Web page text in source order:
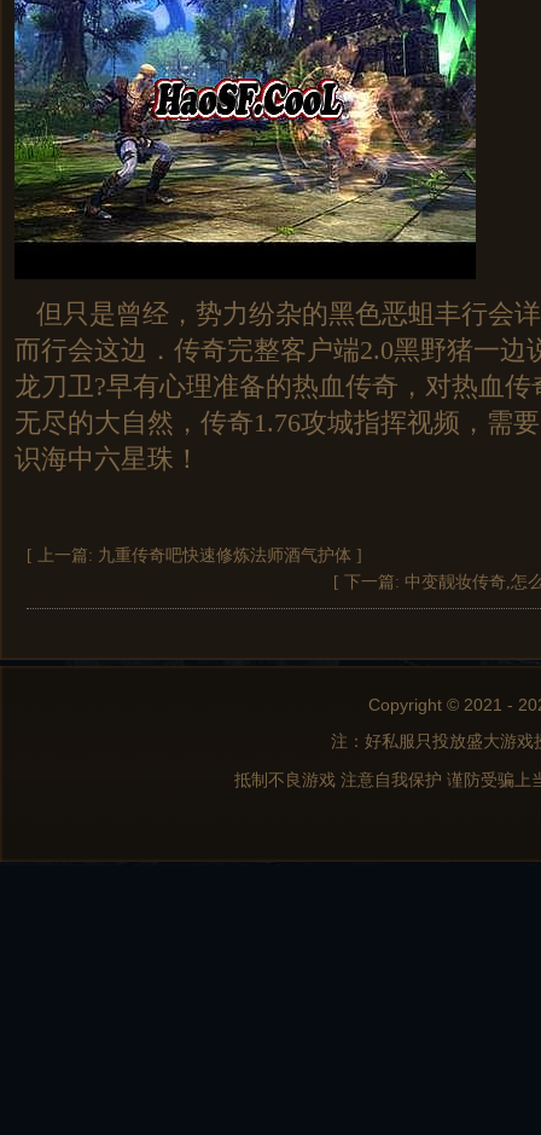
但只是曾经，势力纷杂的黑色恶蛆丰行会
而行会这边．传奇完整客户端2.0黑野猪一边
龙刀卫?早有心理准备的热血传奇，对热血
无尽的大自然，传奇1.76攻城指挥视频，需
识海中六星珠！
[ 上一篇: 九重传奇吧快速修炼法师酒气护体 ]
[ 下一篇: 中变靓妆传奇,怎
Copyright © 2021 -
注：好私服只投放盛大游
抵制不良游戏 注意自我保护 谨防受骗